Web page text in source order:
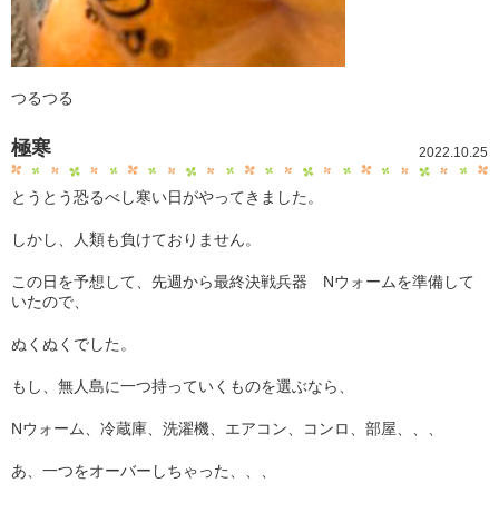
つるつる
2022.10.25
極寒
とうとう恐るべし寒い日がやってきました。
しかし、人類も負けておりません。
この日を予想して、先週から最終決戦兵器 Nウォームを準備して
いたので、
ぬくぬくでした。
もし、無人島に一つ持っていくものを選ぶなら、
Nウォーム、冷蔵庫、洗濯機、エアコン、コンロ、部屋、、、
あ、一つをオーバーしちゃった、、、